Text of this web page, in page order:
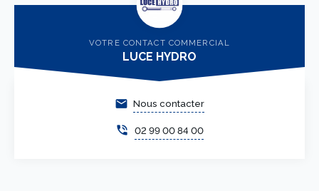
VOTRE CONTACT COMMERCIAL
LUCE HYDRO
email Nous contacter
phone_in_talk 02 99 00 84 00